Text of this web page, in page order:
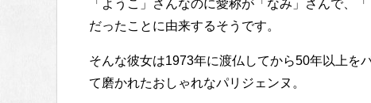
「ようこ」さんなのに愛称が「なみ」さんで、
だったことに由来するそうです。
そんな彼女は1973年に渡仏してから50年以上を
て磨かれたおしゃれなパリジェンヌ。